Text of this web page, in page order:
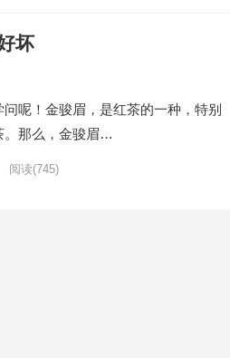
坏
呢！金骏眉，是红茶的一种，特别
。那么，金骏眉…
阅读(745)